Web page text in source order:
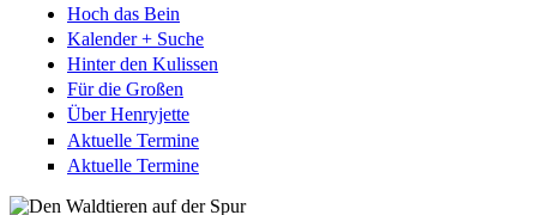
Hoch das Bein
Kalender + Suche
Hinter den Kulissen
Für die Großen
Über Henryjette
Aktuelle Termine
Aktuelle Termine